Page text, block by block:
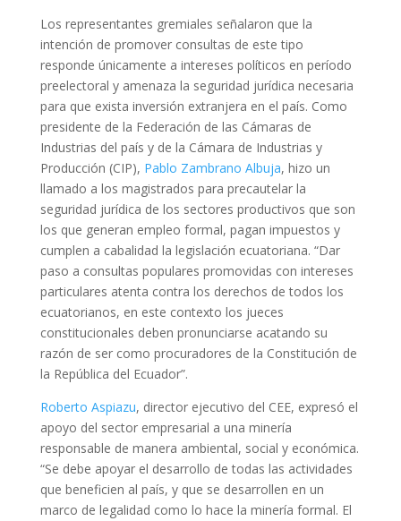
Los representantes gremiales señalaron que la
intención de promover consultas de este tipo
responde únicamente a intereses políticos en período
preelectoral y amenaza la seguridad jurídica necesaria
para que exista inversión extranjera en el país. Como
presidente de la Federación de las Cámaras de
Industrias del país y de la Cámara de Industrias y
Producción (CIP), Pablo Zambrano Albuja, hizo un
llamado a los magistrados para precautelar la
seguridad jurídica de los sectores productivos que son
los que generan empleo formal, pagan impuestos y
cumplen a cabalidad la legislación ecuatoriana. “Dar
paso a consultas populares promovidas con intereses
particulares atenta contra los derechos de todos los
ecuatorianos, en este contexto los jueces
constitucionales deben pronunciarse acatando su
razón de ser como procuradores de la Constitución de
la República del Ecuador”.
Roberto Aspiazu, director ejecutivo del CEE, expresó el
apoyo del sector empresarial a una minería
responsable de manera ambiental, social y económica.
“Se debe apoyar el desarrollo de todas las actividades
que beneficien al país, y que se desarrollen en un
marco de legalidad como lo hace la minería formal. El